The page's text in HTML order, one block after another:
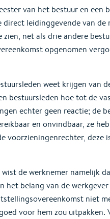
van het bestuur en een
leidinggevende van de
net als drie andere
opgenomen
weet krijgen van
bestuursleden hoe tot de
echter geen reactie; de
en onvindbaar, ze
voorzieningenrechter, deze
de werknemer namelijk
het belang van de
niet
voor hem zou uitpakken.